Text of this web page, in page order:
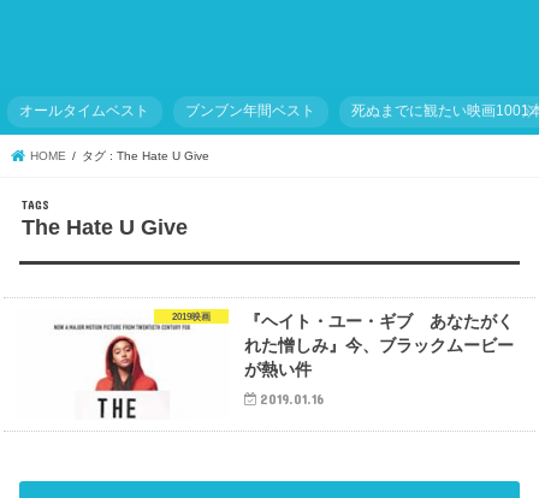
オールタイムベスト ブンブン年間ベスト 死ぬまでに観たい映画1001
HOME タグ : The Hate U Give
The Hate U Give
2019映画
『ヘイト・ユー・ギブ あなたがく
れた憎しみ』今、ブラックムービー
が熱い件
2019.01.16